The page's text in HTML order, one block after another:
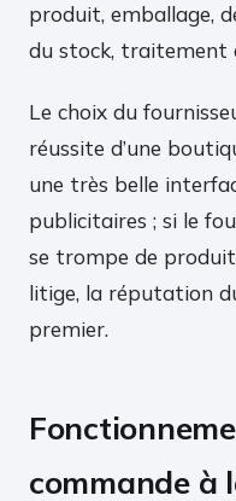
produit, emballage,
du stock, traitement
Le choix du
réussite d’une
une très belle
publicitaires ; si le
se trompe de
litige, la réputation
premier.
commande à